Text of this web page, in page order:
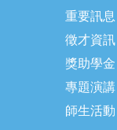
重要訊息
徵才資訊
獎助學金
專題演講
師生活動